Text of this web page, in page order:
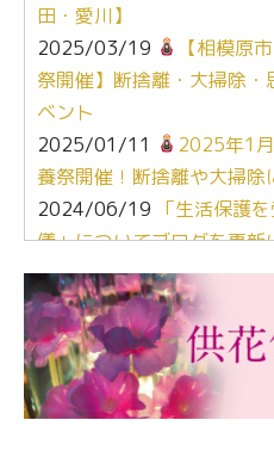
田・愛川】
2025/03/19
【相模原
祭開催】断捨離・大掃除
ベント
2025/01/11
2025年1
養祭開催！断捨離や大掃除
2024/06/19 「生活保護
儀」についてブログを更新
2024/03/06【終活なる
ぶ！はじめてのお葬式」小
瀬 ご参加ありがとうござ
2024/01/19令和6年能登
告